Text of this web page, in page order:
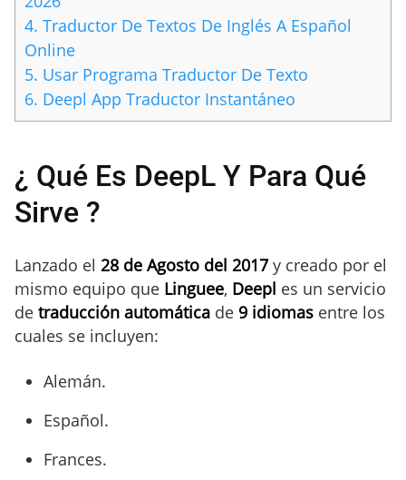
4. Traductor De Textos De Inglés A Español
Online
5. Usar Programa Traductor De Texto
6. Deepl App Traductor Instantáneo
¿ Qué Es DeepL Y Para Qué
Sirve ?
Lanzado el 28 de Agosto del 2017 y creado por el
mismo equipo que Linguee, Deepl es un servicio
de traducción automática de 9 idiomas entre los
cuales se incluyen:
Alemán.
Español.
Frances.